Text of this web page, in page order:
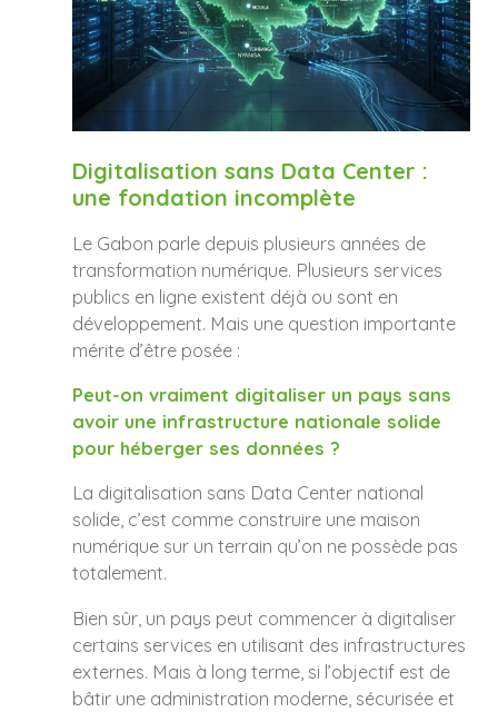
Digitalisation sans Data Center :
une fondation incomplète
Le Gabon parle depuis plusieurs années de
transformation numérique. Plusieurs services
publics en ligne existent déjà ou sont en
développement. Mais une question importante
mérite d’être posée :
Peut-on vraiment digitaliser un pays sans
avoir une infrastructure nationale solide
pour héberger ses données ?
La digitalisation sans Data Center national
solide, c’est comme construire une maison
numérique sur un terrain qu’on ne possède pas
totalement.
Bien sûr, un pays peut commencer à digitaliser
certains services en utilisant des infrastructures
externes. Mais à long terme, si l’objectif est de
bâtir une administration moderne, sécurisée et